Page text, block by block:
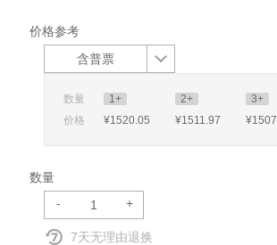
价格参考
含普票
数量 1+ 2+ 3+
价格
¥1520.05 ¥1511.97 ¥1507
数量
-
+
7天无理由退换